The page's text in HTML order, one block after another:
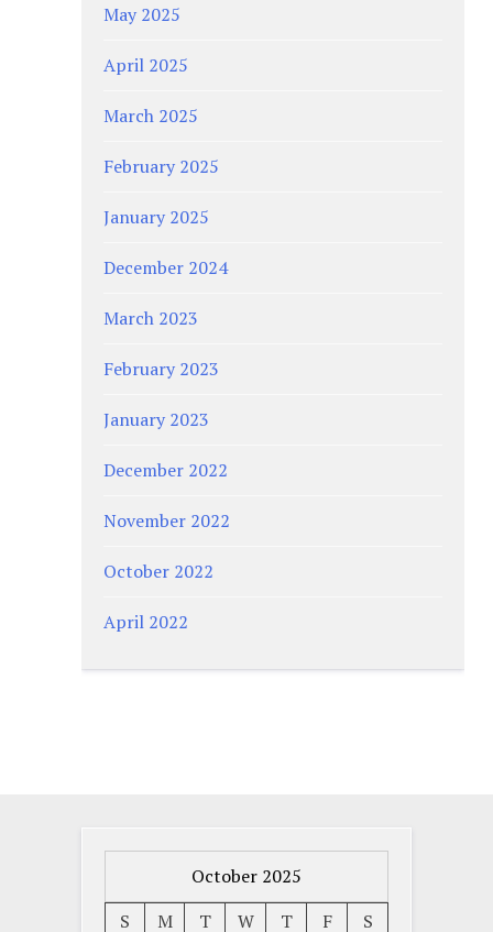
May 2025
April 2025
March 2025
February 2025
January 2025
December 2024
March 2023
February 2023
January 2023
December 2022
November 2022
October 2022
April 2022
October 2025
S
M T W T F S